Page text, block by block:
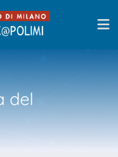
del